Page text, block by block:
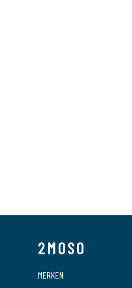
2MOSO
MERKEN